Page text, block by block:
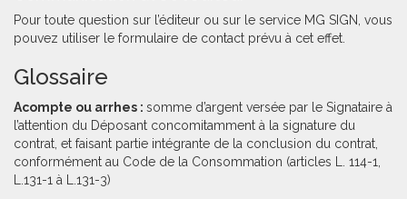
Pour toute question sur l’éditeur ou sur le service MG SIGN, vous
pouvez utiliser le formulaire de contact prévu à cet effet.
Glossaire
Acompte ou arrhes : somme d’argent versée par le Signataire à
l’attention du Déposant concomitamment à la signature du
contrat, et faisant partie intégrante de la conclusion du contrat,
conformément au Code de la Consommation (articles L. 114-1,
L.131-1 à L.131-3)